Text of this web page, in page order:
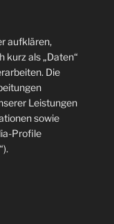
aufklären,
kurz als „Daten“
Die
Leistungen
sowie
Profile